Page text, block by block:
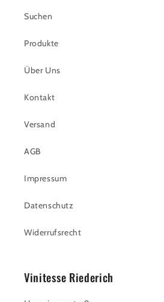
Suchen
Produkte
Über Uns
Kontakt
Versand
AGB
Impressum
Datenschutz
Widerrufsrecht
Vinitesse Riederich